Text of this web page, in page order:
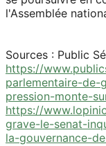
l'Assemblée
Sources : Public
https://
parlementaire-de-
pression-monte-
https://
grave-le-senat-
la-gouvernance-